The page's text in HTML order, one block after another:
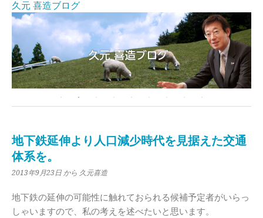
久元 喜造ブログ
地下鉄延伸より人口減少時代を見据えた交通
体系を。
2013年9月23日 から 久元喜造
地下鉄の延伸の可能性に触れておられる候補予定者がいらっ
しゃいますので、私の考えを述べたいと思います。